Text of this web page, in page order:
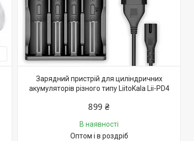
Зарядний пристрій для циліндричних
акумуляторів різного типу LiitoKala Lii-PD4
899 ₴
В наявності
Оптом і в роздріб